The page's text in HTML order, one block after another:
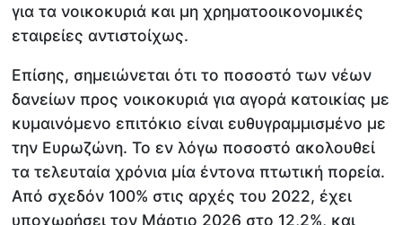
για τα νοικοκυριά και μη χρηματοοικονομικές
εταιρείες αντιστοίχως.
Επίσης, σημειώνεται ότι το ποσοστό των νέων
δανείων προς νοικοκυριά για αγορά κατοικίας με
κυμαινόμενο επιτόκιο είναι ευθυγραμμισμένο με
την Ευρωζώνη. Το εν λόγω ποσοστό ακολουθεί
τα τελευταία χρόνια μία έντονα πτωτική πορεία.
Από σχεδόν 100% στις αρχές του 2022, έχει
υποχωρήσει τον Μάρτιο 2026 στο 12,2%, και